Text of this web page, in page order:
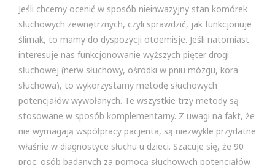
Jeśli chcemy ocenić w sposób nieinwazyjny stan komórek
słuchowych zewnętrznych, czyli sprawdzić, jak funkcjonuje
ślimak, to mamy do dyspozycji otoemisje. Jeśli natomiast
interesuje nas funkcjonowanie wyższych pięter drogi
słuchowej (nerw słuchowy, ośrodki w pniu mózgu, kora
słuchowa), to wykorzystamy metodę słuchowych
potencjałów wywołanych. Te wszystkie trzy metody są
stosowane w sposób komplementarny. Z uwagi na fakt, że
nie wymagają współpracy pacjenta, są niezwykle przydatne
właśnie w diagnostyce słuchu u dzieci. Szacuje się, że 90
proc. osób badanych za pomocą słuchowych potencjałów